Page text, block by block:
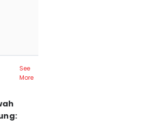
See
More